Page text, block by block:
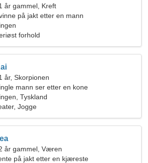
år gammel, Kreft
på jakt etter en mann
forhold
år, Skorpionen
mann ser etter en kone
Tyskland
Jogge
år gammel, Væren
på jakt etter en kjæreste